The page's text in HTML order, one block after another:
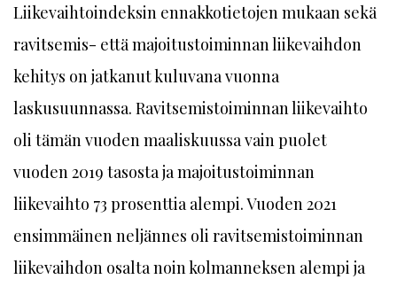
Liikevaihtoindeksin ennakkotietojen mukaan sekä
ravitsemis- että majoitustoiminnan liikevaihdon
kehitys on jatkanut kuluvana vuonna
laskusuunnassa. Ravitsemistoiminnan liikevaihto
oli tämän vuoden maaliskuussa vain puolet
vuoden 2019 tasosta ja majoitustoiminnan
liikevaihto 73 prosenttia alempi. Vuoden 2021
ensimmäinen neljännes oli ravitsemistoiminnan
liikevaihdon osalta noin kolmanneksen alempi ja